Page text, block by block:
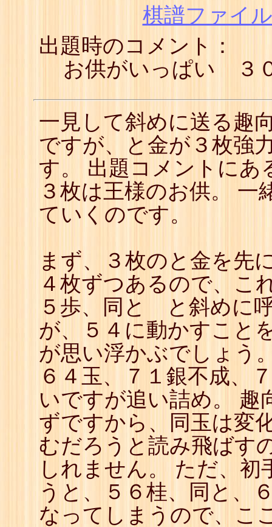
10
11☗
☖
☗
19☗
20☖
21☗
22☖
☗
24
☖
25☗
26☖
31 ☗
32 ☖
33☗
34
35☗
棋譜ファイ
出題時のコメント：
お供がいっぱい ３
一見して斜めに送る趣
ですが、と金が３枚強
す。 出題コメントにあ
３枚は王様のお供。 一
ていくのです。
まず、３枚のと金を先
４枚ずつあるので、
５歩、同と と斜めに
が、５４に動かすこと
が思い浮かぶでしょう
６４玉、７１銀不成、
いですが追い詰め。 趣
ずですから、同玉は変
むだろうと読み飛ばす
しれません。 ただ、
うと、５６桂、同と、
なってしまうので、こ